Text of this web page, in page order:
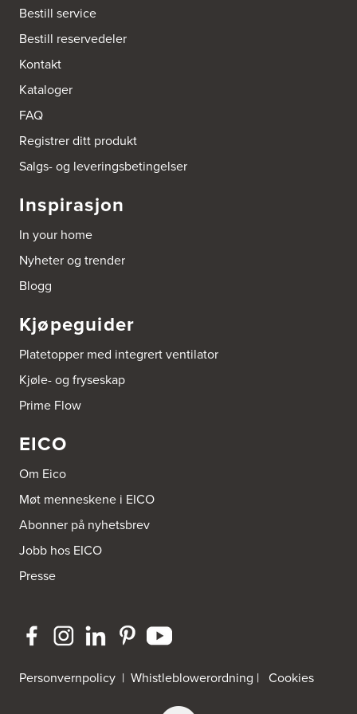
3414 Lierstranda
Tel.: 90878233
Boligleverandøren Karmøy AS
4296 Åkrehamn
http://www.interiormesteren.no
Bonaparte Interiør AS
Borgenveien 66
Tel.:22-142214
Borge butikk AS
Sundemoen Næringspark
3300 Hokksund
http://www.expert.no
Brusveen Snekkerverksted AS
Bergabygdvegen 35
2940 Heggenes
61-340006
Brødrene Aase AS
4313 Sandnes
Bygg Innredning A/S
Thiisabakken 13
4010 Stavanger
HEgelandsvegen 542
5680 Tysnes
Bestill service
Bestill reservedeler
Kontakt
Kataloger
FAQ
Registrer ditt produkt
Salgs- og leveringsbetingelser
Inspirasjon
In your home
Nyheter og trender
Blogg
Kjøpeguider
Platetopper med integrert ventilator
Kjøle- og fryseskap
Prime Flow
EICO
Om Eico
Møt menneskene i EICO
Abonner på nyhetsbrev
Jobb hos EICO
Presse
Personvernpolicy | Whistleblowerordning | Cookies